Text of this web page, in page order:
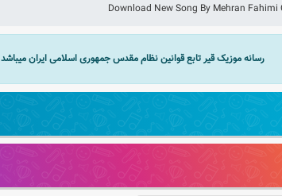
رسانه موزیک قیر تابع قوانین نظام مقدس جمهوری اسلامی ایران میباشد